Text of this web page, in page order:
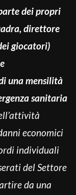
dei propri
direttore
giocatori)
una mensilità
sanitaria
economici
individuali
del Settore
da una